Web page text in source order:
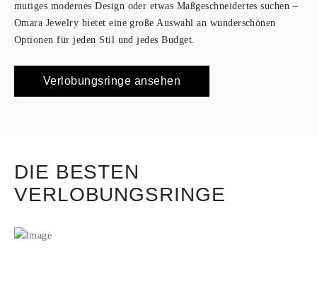
mutiges modernes Design oder etwas Maßgeschneidertes suchen –
Omara Jewelry bietet eine große Auswahl an wunderschönen
Optionen für jeden Stil und jedes Budget.
Verlobungsringe ansehen
DIE BESTEN
VERLOBUNGSRINGE